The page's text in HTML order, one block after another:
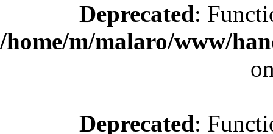
Deprecated:
/home/m/malaro/www/
Deprecated: